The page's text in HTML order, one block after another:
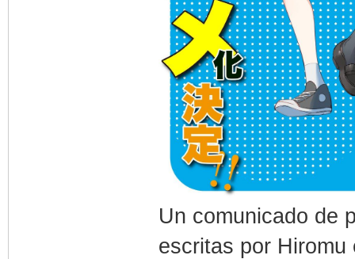
Un comunicado de
escritas por Hiromu